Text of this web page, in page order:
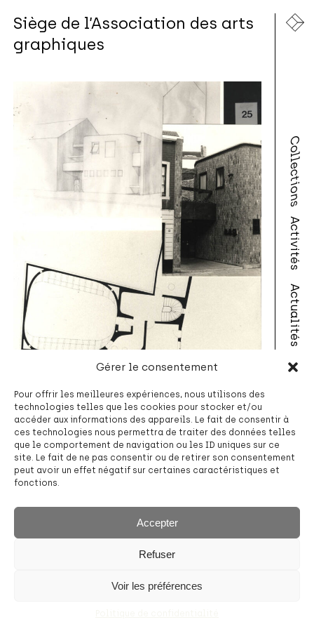
Gérer le consentement
Pour offrir les meilleures expériences, nous utilisons des
technologies telles que les cookies pour stocker et/ou
accéder aux informations des appareils. Le fait de consentir à
ces technologies nous permettra de traiter des données telles
que le comportement de navigation ou les ID uniques sur ce
site. Le fait de ne pas consentir ou de retirer son consentement
peut avoir un effet négatif sur certaines caractéristiques et
fonctions.
Accepter
Refuser
Voir les préférences
Collections
Activités
Actualités
A propos
Contact
Siège de l’Association des arts
graphiques
Leaflet ©OpenStreetMap contributors